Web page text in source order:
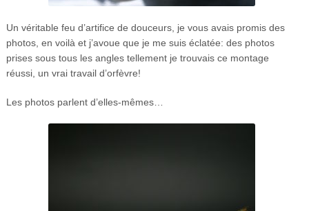
Un véritable feu d’artifice de douceurs, je vous avais promis des
photos, en voilà et j’avoue que je me suis éclatée: des photos
prises sous tous les angles tellement je trouvais ce montage
réussi, un vrai travail d’orfèvre!
Les photos parlent d’elles-mêmes…